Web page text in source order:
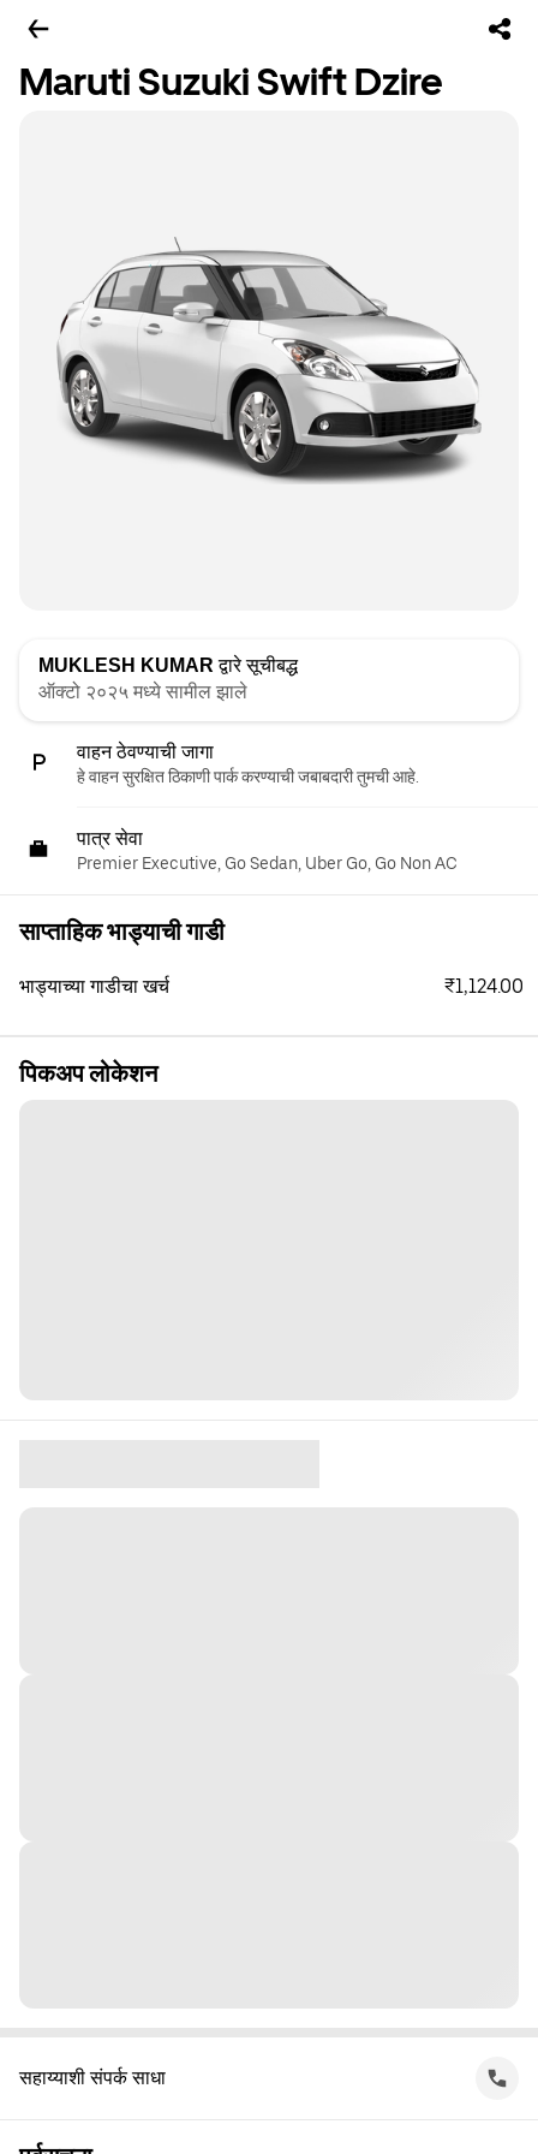
Maruti Suzuki Swift Dzire
MUKLESH KUMAR द्वारे सूचीबद्ध
ऑक्टो २०२५ मध्ये सामील झाले
वाहन ठेवण्याची जागा
हे वाहन सुरक्षित ठिकाणी पार्क करण्याची जबाबदारी तुमची आहे.
पात्र सेवा
Premier Executive, Go Sedan, Uber Go, Go Non AC
साप्ताहिक भाड्याची गाडी
भाड्याच्या गाडीचा खर्च ₹1,124.00
पिकअप लोकेशन
सहाय्याशी संपर्क साधा